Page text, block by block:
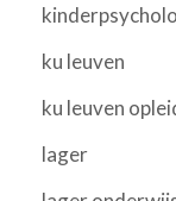
ku leuven
ku leuven
lager